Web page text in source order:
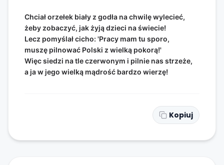
Chciał orzełek biały z godła na chwilę wylecieć,
żeby zobaczyć, jak żyją dzieci na świecie!
Lecz pomyślał cicho: 'Pracy mam tu sporo,
muszę pilnować Polski z wielką pokorą!'
Więc siedzi na tle czerwonym i pilnie nas strzeże,
a ja w jego wielką mądrość bardzo wierzę!
Kopiuj